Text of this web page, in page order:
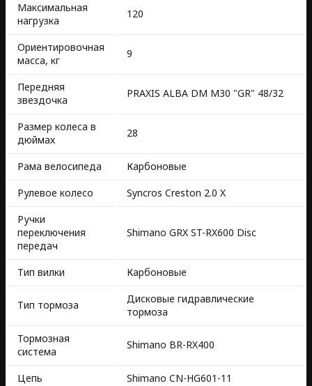
Максимальная
нагрузка
120
Ориентировочная
масса, кг
9
Передняя
звездочка
PRAXIS ALBA DM M30 "GR" 48/32
Размер колеса в
дюймах
28
Рама велосипеда
Карбоновые
Рулевое колесо
Syncros Creston 2.0 X
Ручки
переключения
передач
Shimano GRX ST-RX600 Disc
Тип вилки Карбоновые
Тип тормоза
Дисковые гидравлические
тормоза
Тормозная
система
Shimano BR-RX400
Цепь
Shimano CN-HG601-11